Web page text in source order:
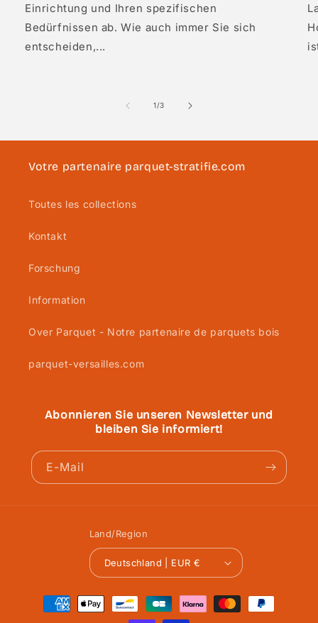
Einrichtung und Ihren spezifischen
Bedürfnissen ab. Wie auch immer Sie sich
entscheiden,...
1/von
3
Votre partenaire parquet-stratifie.com
Toutes les collections
Kontakt
Forschung
Information
Over Parquet - Notre partenaire de parquets bois
parquet-versailles.com
Abonnieren Sie unseren Newsletter und
bleiben Sie informiert!
E-Mail
Land/Region
Deutschland | EUR €
Zahlungsmethoden